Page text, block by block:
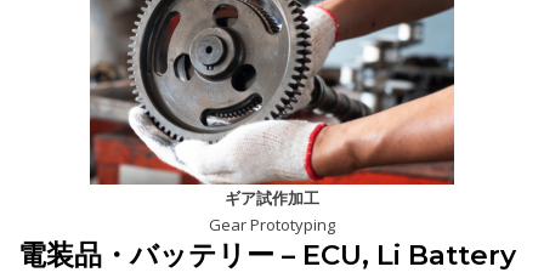
ギア試作加工
Gear Prototyping
電装品・バッテリー – ECU, Li Battery